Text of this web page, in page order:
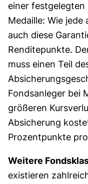
einer festgelegten
Medaille: Wie
auch diese
Renditepunkte.
muss einen Teil
Fondsanleger bei
größeren
Absicherung
Prozentpunkte
Weitere
existieren